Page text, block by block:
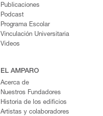
Publicaciones
Podcast
Programa Escolar
Vinculación Universitaria
Videos
EL AMPARO
Acerca de
Nuestros Fundadores
Historia de los edificios
Artistas y colaboradores